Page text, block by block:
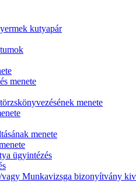
kutyapár
menete
menete
menete
ügyintézés
Munkavizsga bizonyítvány